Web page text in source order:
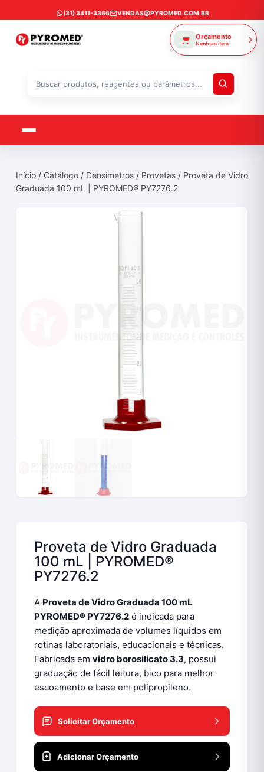
para
conteúdo
(31) 3411-3366 VENDAS@PYROMED.COM.BR
Orçamento
Nenhum item
Buscar
Início / Catálogo / Densímetros / Provetas / Proveta de Vidro
Graduada 100 mL | PYROMED® PY7276.2
Proveta de Vidro Graduada
100 mL | PYROMED®
PY7276.2
A Proveta de Vidro Graduada 100 mL
PYROMED® PY7276.2 é indicada para
medição aproximada de volumes líquidos em
rotinas laboratoriais, educacionais e técnicas.
Fabricada em vidro borosilicato 3.3, possui
graduação de fácil leitura, bico para melhor
escoamento e base em polipropileno.
Solicitar Orçamento
Adicionar Orçamento